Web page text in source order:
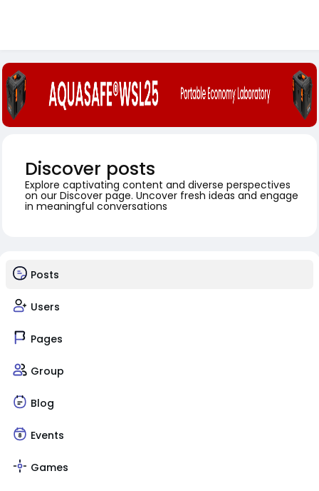
Discover posts
Explore captivating content and diverse perspectives
on our Discover page. Uncover fresh ideas and engage
in meaningful conversations
Posts
Users
Pages
Group
Blog
Events
Games